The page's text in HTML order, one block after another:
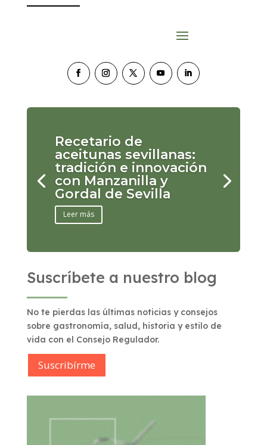
Recetario de
aceitunas sevillanas:
tradición e innovación
con Manzanilla y
Gordal de Sevilla
Leer más
Suscríbete a nuestro blog
No te pierdas las últimas noticias y consejos
sobre gastronomía, salud, historia y estilo de
vida con el Consejo Regulador.
Suscribírme